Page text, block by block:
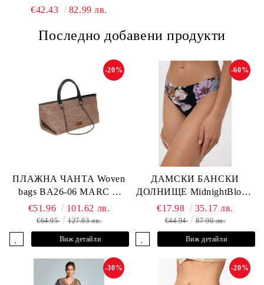
LEILIEVE
€42.43 82.99 лв.
Последно добавени продукти
ПЛАЖНА ЧАНТА Woven
bags BA26-06 MARC &
ANDRE
-20%
€51.96 101.62 лв.
€64.95 127.03 лв.
Виж детайли
ДАМСКИ БАНСКИ
ДОЛНИЩЕ MidnightBloom
L2505-Z-MCR MARC &
ANDRE
-60%
€17.98 35.17 лв.
€44.94 87.90 лв.
Виж детайли
-30% -20%